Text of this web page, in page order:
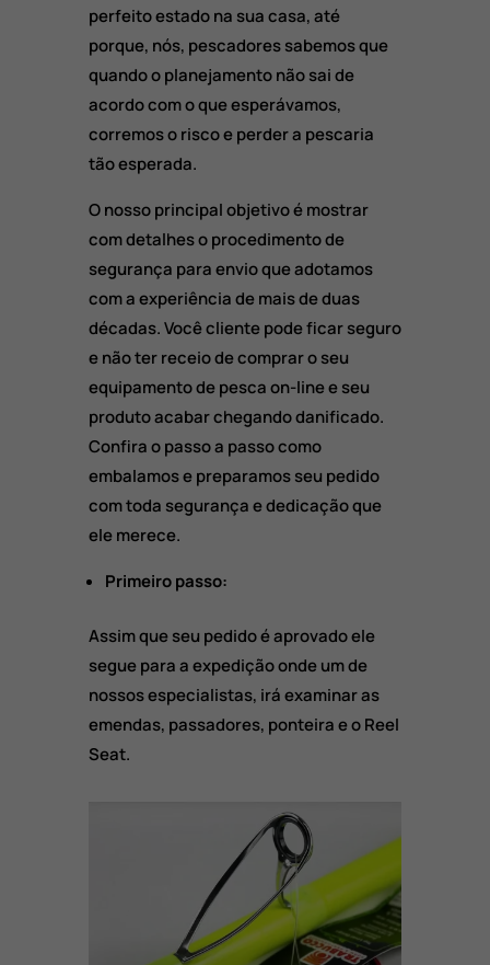
perfeito estado na sua casa, até
porque, nós, pescadores sabemos que
quando o planejamento não sai de
acordo com o que esperávamos,
corremos o risco e perder a pescaria
tão esperada.
O nosso principal objetivo é mostrar
com detalhes o procedimento de
segurança para envio que adotamos
com a experiência de mais de duas
décadas. Você cliente pode ficar seguro
e não ter receio de comprar o seu
equipamento de pesca on-line e seu
produto acabar chegando danificado.
Confira o passo a passo como
embalamos e preparamos seu pedido
com toda segurança e dedicação que
ele merece.
Primeiro passo:
Assim que seu pedido é aprovado ele
segue para a expedição onde um de
nossos especialistas, irá examinar as
emendas, passadores, ponteira e o Reel
Seat.